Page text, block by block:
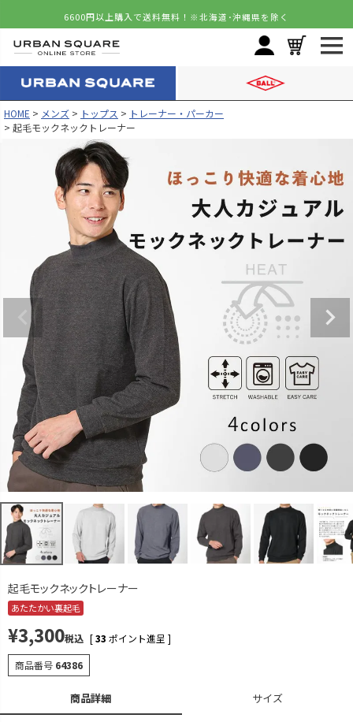
6600円以上購入で送料無料！ ※北海道･沖縄県を除く
HOME メンズ トップス
トレーナー・パーカー
起毛モックネックトレーナー
起毛モックネックトレーナー
あたたかい裏起毛
¥3,300税込 [33 ポイント進呈 ]
商品番号 64386
カラー
サイズ
グレー
M
在庫切れ
再入荷お知らせ
L
在庫切れ
再入荷お知らせ
LL
残りわずか
カートに入れる
ネイビー
M
在庫切れ
再入荷お知らせ
在庫切れ
再入荷お知らせ
チャコール
在庫切れ
在庫切れ
LL
在庫切れ
再入荷お知らせ
商品詳細 サイズ